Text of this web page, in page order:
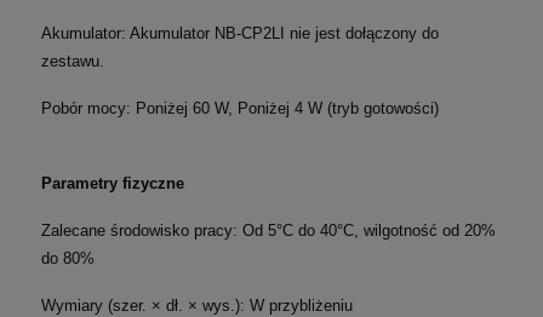
Akumulator: Akumulator NB-CP2LI nie jest dołączony do
zestawu.
Pobór mocy: Poniżej 60 W, Poniżej 4 W (tryb gotowości)
Parametry fizyczne
Zalecane środowisko pracy: Od 5°C do 40°C, wilgotność od 20%
do 80%
Wymiary (szer. × dł. × wys.): W przybliżeniu